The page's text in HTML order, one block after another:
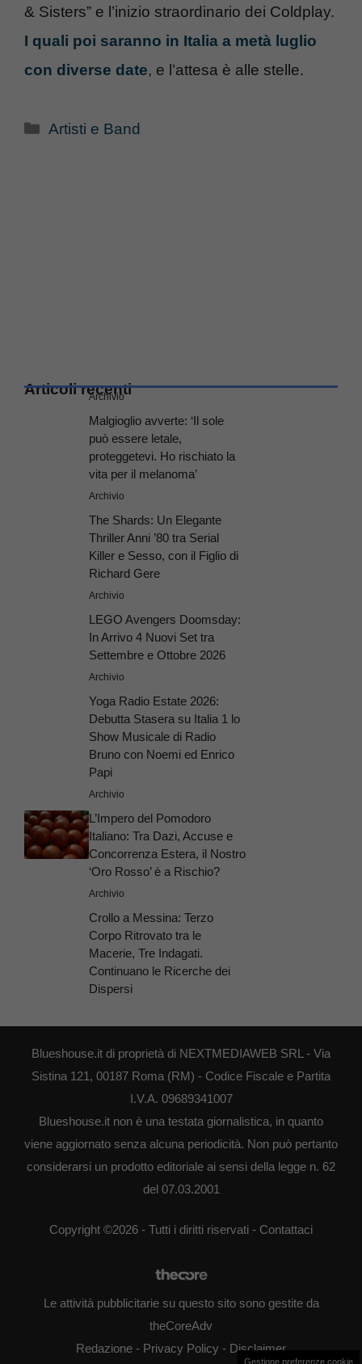
& Sisters” e l’inizio straordinario dei Coldplay.
I quali poi saranno in Italia a metà luglio
con diverse date, e l’attesa è alle stelle.
Categorie
Artisti e Band
Articoli recenti
Archivio
Malgioglio avverte: ‘Il sole
può essere letale,
proteggetevi. Ho rischiato la
vita per il melanoma’
Archivio
The Shards: Un Elegante
Thriller Anni ’80 tra Serial
Killer e Sesso, con il Figlio di
Richard Gere
Archivio
LEGO Avengers Doomsday:
In Arrivo 4 Nuovi Set tra
Settembre e Ottobre 2026
Archivio
Yoga Radio Estate 2026:
Debutta Stasera su Italia 1 lo
Show Musicale di Radio
Bruno con Noemi ed Enrico
Papi
Archivio
L’Impero del Pomodoro
Italiano: Tra Dazi, Accuse e
Concorrenza Estera, il Nostro
‘Oro Rosso’ è a Rischio?
Archivio
Crollo a Messina: Terzo
Corpo Ritrovato tra le
Macerie, Tre Indagati.
Continuano le Ricerche dei
Dispersi
Blueshouse.it di proprietà di NEXTMEDIAWEB SRL - Via
Sistina 121, 00187 Roma (RM) - Codice Fiscale e Partita
I.V.A. 09689341007
Blueshouse.it non è una testata giornalistica, in quanto
viene aggiornato senza alcuna periodicità. Non può pertanto
considerarsi un prodotto editoriale ai sensi della legge n. 62
del 07.03.2001
Copyright ©2026 - Tutti i diritti riservati - Contattaci
Le attività pubblicitarie su questo sito sono gestite da
theCoreAdv
Redazione - Privacy Policy - Disclaimer
Gestione preferenze cookie